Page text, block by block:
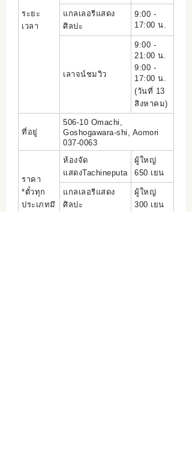
ระยะ
เวลา
แกลเลอรีแสดง
ศิลปะ
9:00 -
17:00 น.
เลาจน์ชมวิว
9:00 -
21:00 น.
9:00 -
17:00 น.
(วันที่ 13
สิงหาคม)
ที่อยู่
506-10 Omachi,
Goshogawara-shi, Aomori
037-0063
ราคา
*ตั๋วทุก
ประเภทมี
ห้องจัด
แสดงTachineputa
ผู้ใหญ่
650 เยน
แกลเลอรีแสดง
ศิลปะ
ผู้ใหญ่
300 เยน